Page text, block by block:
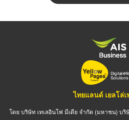
ไทยแลนด์ เยลโล่เ
โดย บริษัท เทเลอินโฟ มีเดีย จำกัด (มหาชน) บริ